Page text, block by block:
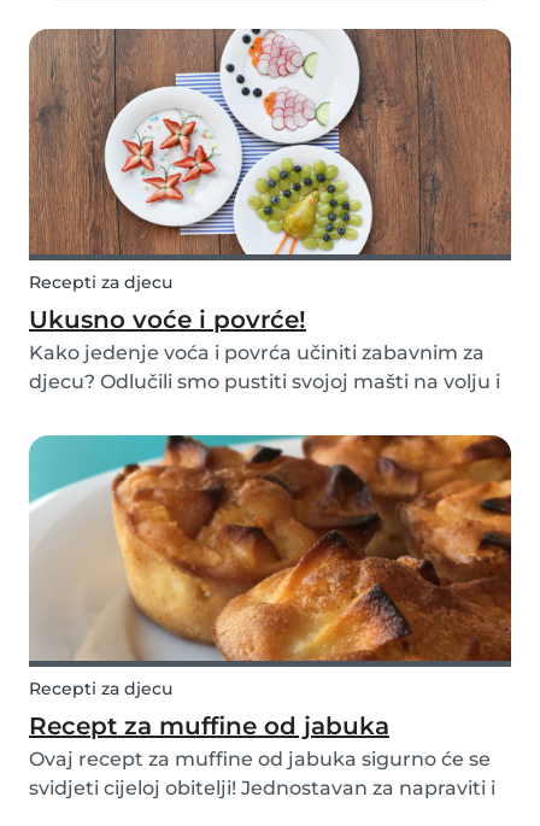
Recepti za djecu
Ukusno voće i povrće!
Kako jedenje voća i povrća učiniti zabavnim za
djecu? Odlučili smo pustiti svojoj mašti na volju i
korake u nastavku i isprobajte sa svojom
djecom! Na taj će način djeca sasvim drugačije
do...
Recepti za djecu
Recept za muffine od jabuka
Ovaj recept za muffine od jabuka sigurno će se
svidjeti cijeloj obitelji! Jednostavan za napraviti i